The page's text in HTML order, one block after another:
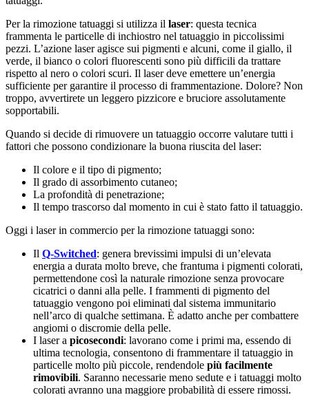
Per la rimozione tatuaggi si utilizza il laser: questa tecnica
frammenta le particelle di inchiostro nel tatuaggio in piccolissimi
pezzi. L’azione laser agisce sui pigmenti e alcuni, come il giallo, il
verde, il bianco o colori fluorescenti sono più difficili da trattare
rispetto al nero o colori scuri. Il laser deve emettere un’energia
sufficiente per garantire il processo di frammentazione. Dolore? Non
troppo, avvertirete un leggero pizzicore e bruciore assolutamente
sopportabili.
Quando si decide di rimuovere un tatuaggio occorre valutare tutti i
fattori che possono condizionare la buona riuscita del laser:
Il colore e il tipo di pigmento;
Il grado di assorbimento cutaneo;
La profondità di penetrazione;
Il tempo trascorso dal momento in cui è stato fatto il tatuaggio.
Oggi i laser in commercio per la rimozione tatuaggi sono:
Il Q-Switched: genera brevissimi impulsi di un’elevata
energia a durata molto breve, che frantuma i pigmenti colorati,
permettendone così la naturale rimozione senza provocare
cicatrici o danni alla pelle. I frammenti di pigmento del
tatuaggio vengono poi eliminati dal sistema immunitario
nell’arco di qualche settimana. È adatto anche per combattere
angiomi o discromie della pelle.
I laser a picosecondi: lavorano come i primi ma, essendo di
ultima tecnologia, consentono di frammentare il tatuaggio in
particelle molto più piccole, rendendole più facilmente
rimovibili. Saranno necessarie meno sedute e i tatuaggi molto
colorati avranno una maggiore probabilità di essere rimossi.